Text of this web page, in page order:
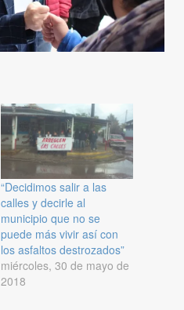
“Decidimos salir a las
calles y decirle al
municipio que no se
puede más vivir así con
los asfaltos destrozados”
miércoles, 30 de mayo de
2018